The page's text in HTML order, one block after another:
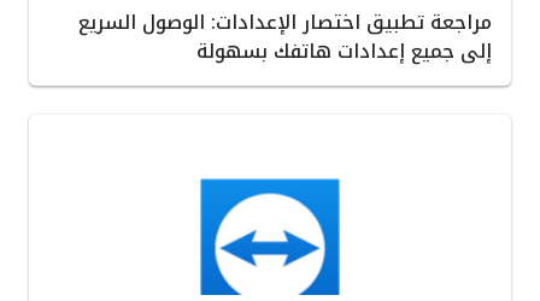
مراجعة تطبيق اختصار الإعدادات: الوصول السريع
إلى جميع إعدادات هاتفك بسهولة